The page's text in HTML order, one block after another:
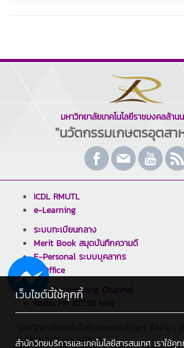
มหาวิทยาลัยเทคโนโลยีราชมงคลล้าน
"นวัตกรรมเกษตรอุตสา
ICDL RMUTL
e-Learning
ระบบทะเบียนกลาง
Merit Book สมุดบันทึกความดี
E-Personal ระบบบุคลากร
E-Office
RMUTL Lampang Channel
Radio FM 107.50 MHz
อ.เมือง จ.ลำปาง 52000
เว็บไซต์นี้ใช้คุกกี้
สำนักวิทยบริการและเทคโนโลยีสารสนเทศ เราใช้คุ